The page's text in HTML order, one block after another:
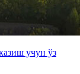
учун ўз